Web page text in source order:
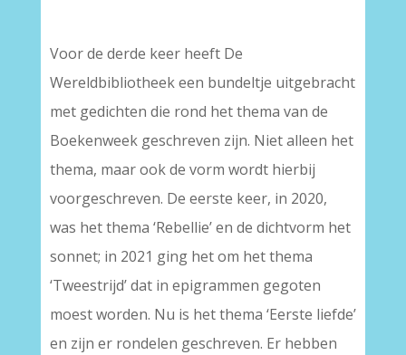
Voor de derde keer heeft De
Wereldbibliotheek een bundeltje uitgebracht
met gedichten die rond het thema van de
Boekenweek geschreven zijn. Niet alleen het
thema, maar ook de vorm wordt hierbij
voorgeschreven. De eerste keer, in 2020,
was het thema ‘Rebellie’ en de dichtvorm het
sonnet; in 2021 ging het om het thema
‘Tweestrijd’ dat in epigrammen gegoten
moest worden. Nu is het thema ‘Eerste liefde’
en zijn er rondelen geschreven. Er hebben